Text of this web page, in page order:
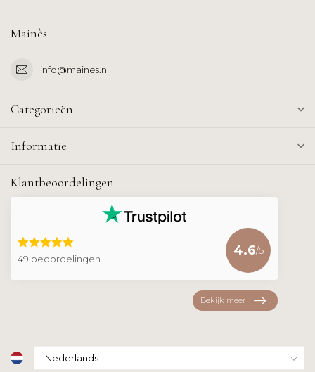
Mainès
info@maines.nl
Categorieën
Informatie
Klantbeoordelingen
49 beoordelingen
4.6/5
Bekijk meer